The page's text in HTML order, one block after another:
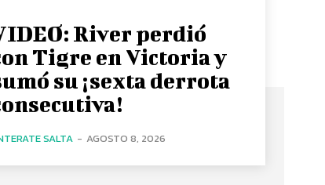
River perdió
Tigre en Victoria y
su ¡sexta derrota
SALTA - AGOSTO 8, 2026